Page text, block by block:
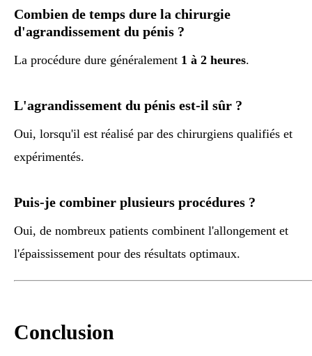
Combien de temps dure la chirurgie
d'agrandissement du pénis ?
La procédure dure généralement 1 à 2 heures.
L'agrandissement du pénis est-il sûr ?
Oui, lorsqu'il est réalisé par des chirurgiens qualifiés et
expérimentés.
Puis-je combiner plusieurs procédures ?
Oui, de nombreux patients combinent l'allongement et
l'épaississement pour des résultats optimaux.
Conclusion